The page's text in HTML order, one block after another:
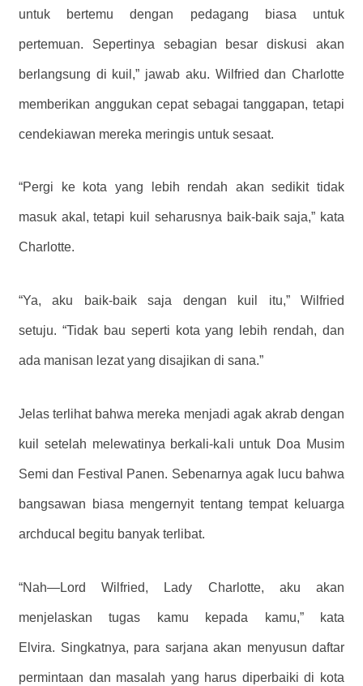
untuk bertemu dengan pedagang biasa untuk
pertemuan. Sepertinya sebagian besar diskusi akan
berlangsung di kuil,” jawab aku. Wilfried dan Charlotte
memberikan anggukan cepat sebagai tanggapan, tetapi
cendekiawan mereka meringis untuk sesaat.
“Pergi ke kota yang lebih rendah akan sedikit tidak
masuk akal, tetapi kuil seharusnya baik-baik saja,” kata
Charlotte.
“Ya, aku baik-baik saja dengan kuil itu,” Wilfried
setuju. “Tidak bau seperti kota yang lebih rendah, dan
ada manisan lezat yang disajikan di sana.”
Jelas terlihat bahwa mereka menjadi agak akrab dengan
kuil setelah melewatinya berkali-kali untuk Doa Musim
Semi dan Festival Panen. Sebenarnya agak lucu bahwa
bangsawan biasa mengernyit tentang tempat keluarga
archducal begitu banyak terlibat.
“Nah—Lord Wilfried, Lady Charlotte, aku akan
menjelaskan tugas kamu kepada kamu,” kata
Elvira. Singkatnya, para sarjana akan menyusun daftar
permintaan dan masalah yang harus diperbaiki di kota